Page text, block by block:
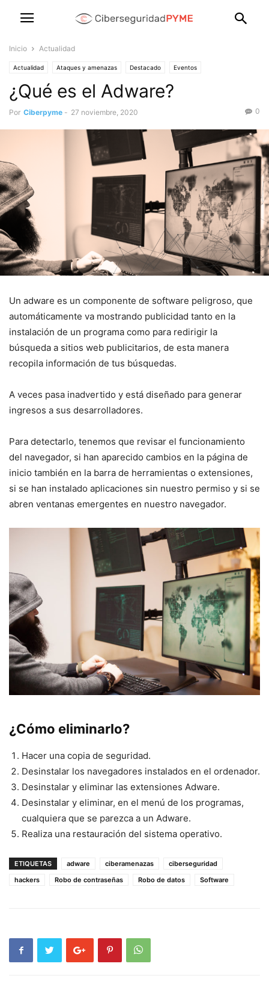
Inicio Actualidad
Actualidad Ataques y amenazas Destacado Eventos
¿Qué es el Adware?
Por Ciberpyme - 27 noviembre, 2020 0
Un adware es un componente de software peligroso, que
automáticamente va mostrando publicidad tanto en la
instalación de un programa como para redirigir la
búsqueda a sitios web publicitarios, de esta manera
recopila información de tus búsquedas.
A veces pasa inadvertido y está diseñado para generar
ingresos a sus desarrolladores.
Para detectarlo, tenemos que revisar el funcionamiento
del navegador, si han aparecido cambios en la página de
inicio también en la barra de herramientas o extensiones,
si se han instalado aplicaciones sin nuestro permiso y si se
abren ventanas emergentes en nuestro navegador.
¿Cómo eliminarlo?
Hacer una copia de seguridad.
Desinstalar los navegadores instalados en el ordenador.
Desinstalar y eliminar las extensiones Adware.
Desinstalar y eliminar, en el menú de los programas,
cualquiera que se parezca a un Adware.
Realiza una restauración del sistema operativo.
ETIQUETAS adware ciberamenazas
ciberseguridad
hackers
Robo de contraseñas Robo de datos Software